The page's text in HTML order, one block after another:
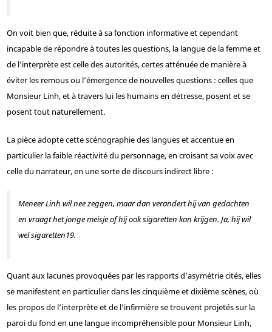
On voit bien que, réduite à sa fonction informative et cependant
incapable de répondre à toutes les questions, la langue de la femme et
de l’interprète est celle des autorités, certes atténuée de manière à
éviter les remous ou l’émergence de nouvelles questions : celles que
Monsieur Linh, et à travers lui les humains en détresse, posent et se
posent tout naturellement.
La pièce adopte cette scénographie des langues et accentue en
particulier la faible réactivité du personnage, en croisant sa voix avec
celle du narrateur, en une sorte de discours indirect libre :
Meneer Linh wil nee zeggen, maar dan verandert hij van gedachten
en vraagt het jonge meisje of hij ook sigaretten kan krijgen. Ja, hij wil
wel sigaretten19.
Quant aux lacunes provoquées par les rapports d’asymétrie cités, elles
se manifestent en particulier dans les cinquième et dixième scènes, où
les propos de l’interprète et de l’infirmière se trouvent projetés sur la
paroi du fond en une langue incompréhensible pour Monsieur Linh,